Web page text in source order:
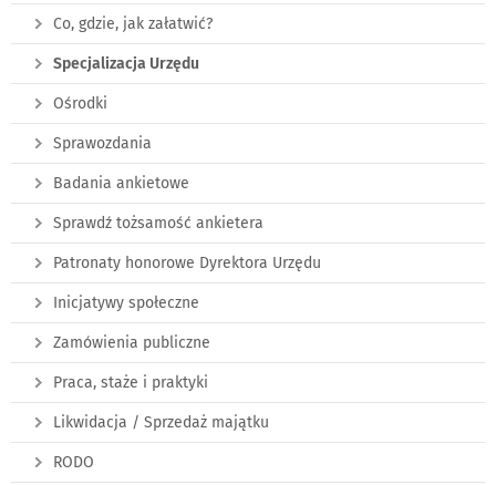
Co, gdzie, jak załatwić?
Specjalizacja Urzędu
Ośrodki
Sprawozdania
Badania ankietowe
Sprawdź tożsamość ankietera
Patronaty honorowe Dyrektora Urzędu
Inicjatywy społeczne
Zamówienia publiczne
Praca, staże i praktyki
Likwidacja / Sprzedaż majątku
RODO